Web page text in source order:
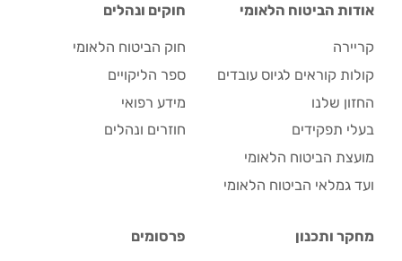
אודות הביטוח הלאומי
קריירה
קולות קוראים לגיוס עובדים
החזון שלנו
בעלי תפקידים
מועצת הביטוח הלאומי
ועד גמלאי הביטוח הלאומי
חוקים ונהלים
חוק הביטוח הלאומי
ספר הליקויים
מידע רפואי
חוזרים ונהלים
מחקר ותכנון פרסומים